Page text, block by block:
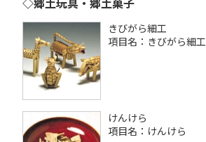
きびがら細工
項目名：きびがら細工
けんけら
項目名：けんけら